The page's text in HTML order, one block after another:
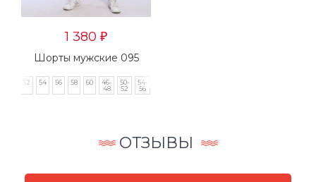
1 380 ₽
Шорты мужские 095
52 54 56 58 60
46-
48
50-
52
54-
56
ОТЗЫВЫ